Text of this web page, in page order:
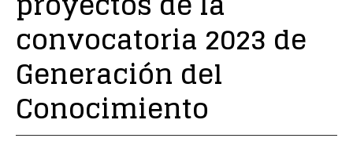
convocatoria 2023 de
Generación del
Conocimiento